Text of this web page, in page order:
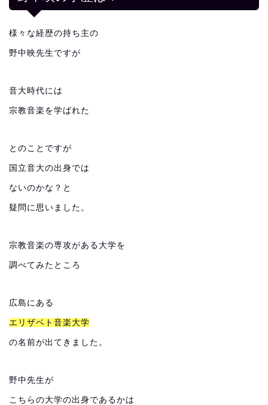
様々な経歴の持ち主の
野中映先生ですが
音大時代には
宗教音楽を学ばれた
とのことですが
国立音大の出身では
ないのかな？と
疑問に思いました。
宗教音楽の専攻がある大学を
調べてみたところ
広島にある
エリザベト音楽大学
の名前が出てきました。
野中先生が
こちらの大学の出身であるかは